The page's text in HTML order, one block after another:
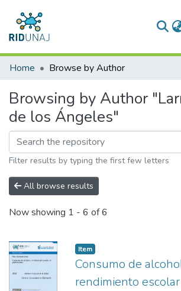
Communities & Collections
Home Browse by Author
Browsing by Author
de los Ángeles"
Filter results by typing the first few letters
All browse results
Now showing 1 - 6 of 6
Item type:
Item,
Consumo de
rendimiento